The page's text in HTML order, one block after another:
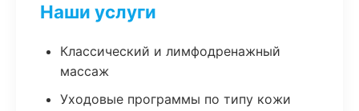
Наши услуги
Классический и лимфодренажный
массаж
Уходовые программы по типу кожи